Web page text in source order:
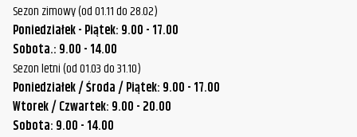
Sezon zimowy (od 01.11 do 28.02)
Poniedziałek - Piątek: 9.00 - 17.00
Sobota.: 9.00 - 14.00
Sezon letni (od 01.03 do 31.10)
Poniedziałek / Środa / Piątek: 9.00 - 17.00
Wtorek / Czwartek: 9.00 - 20.00
Sobota: 9.00 - 14.00